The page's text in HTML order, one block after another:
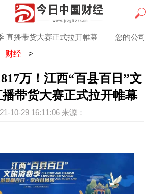
带货大赛正式拉开帷幕
您的公司在启
财经 >
万！江西“百县百日”文
带货大赛正式拉开帷幕
10-29 16:11:06 来源：